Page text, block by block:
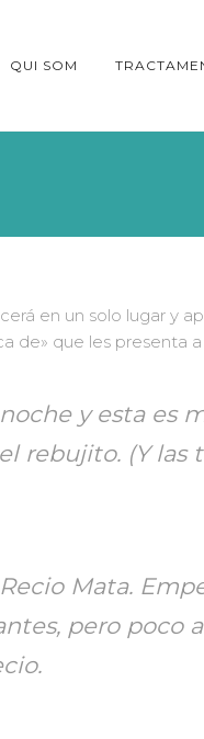
QUI SOM
en un solo lugar y
de» que les presenta
y esta es
rebujito. (Y las
Mata.
pero poco